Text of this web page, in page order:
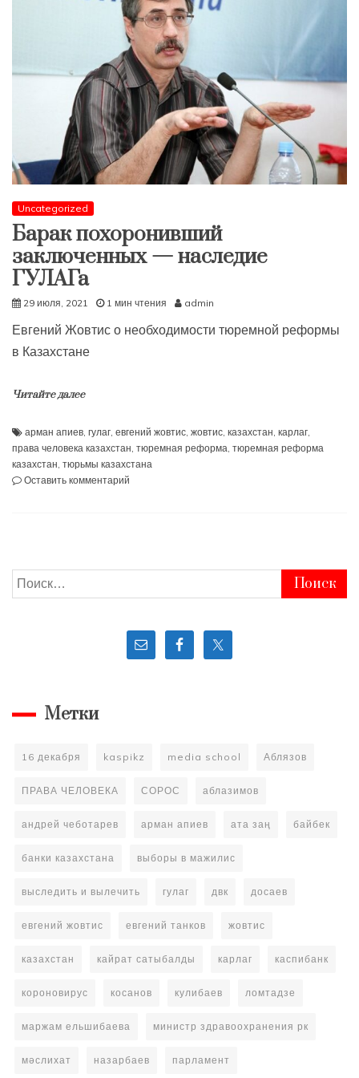
Uncategorized
Барак похоронивший
заключенных — наследие
ГУЛАГа
29 июля, 2021 1 мин чтения admin
Евгений Жовтис о необходимости тюремной реформы
в Казахстане
Читайте далее
арман апиев гулаг евгений жовтис жовтис казахстан карлаг
права человека казахстан тюремная реформа тюремная реформа
казахстан тюрьмы казахстана
Оставить комментарий
Найти:
Метки
16 декабря kaspikz media school Аблязов
ПРАВА ЧЕЛОВЕКА СОРОС аблазимов
андрей чеботарев арман апиев ата заң байбек
банки казахстана выборы в мажилис
выследить и вылечить гулаг двк досаев
евгений жовтис евгений танков жовтис
казахстан кайрат сатыбалды карлаг каспибанк
короновирус косанов кулибаев ломтадзе
маржам ельшибаева министр здравоохранения рк
мәслихат назарбаев парламент